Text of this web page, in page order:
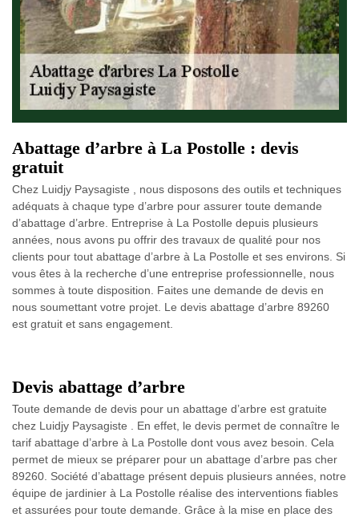
Abattage d’arbre à La Postolle : devis
gratuit
Chez Luidjy Paysagiste , nous disposons des outils et techniques
adéquats à chaque type d’arbre pour assurer toute demande
d’abattage d’arbre. Entreprise à La Postolle depuis plusieurs
années, nous avons pu offrir des travaux de qualité pour nos
clients pour tout abattage d’arbre à La Postolle et ses environs. Si
vous êtes à la recherche d’une entreprise professionnelle, nous
sommes à toute disposition. Faites une demande de devis en
nous soumettant votre projet. Le devis abattage d’arbre 89260
est gratuit et sans engagement.
Devis abattage d’arbre
Toute demande de devis pour un abattage d’arbre est gratuite
chez Luidjy Paysagiste . En effet, le devis permet de connaître le
tarif abattage d’arbre à La Postolle dont vous avez besoin. Cela
permet de mieux se préparer pour un abattage d’arbre pas cher
89260. Société d’abattage présent depuis plusieurs années, notre
équipe de jardinier à La Postolle réalise des interventions fiables
et assurées pour toute demande. Grâce à la mise en place des